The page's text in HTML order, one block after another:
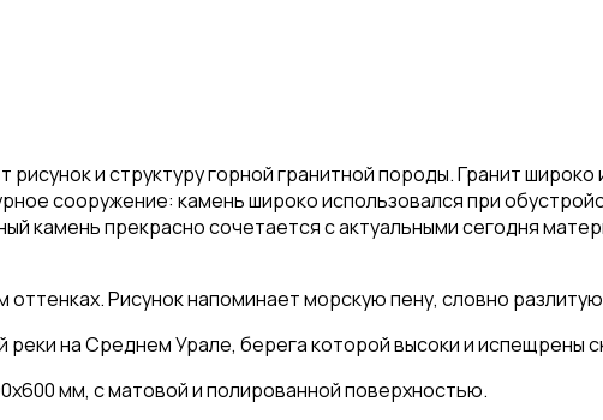
рисунок и структуру горной гранитной породы. Гранит
сооружение: камень широко использовался при
камень прекрасно сочетается с актуальными сегодня
Рисунок напоминает морскую пену, словно
на Среднем Урале, берега которой высоки и испещрены
мм, с матовой и полированной поверхностью.